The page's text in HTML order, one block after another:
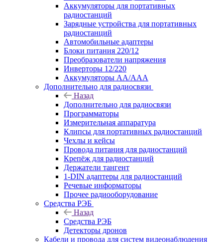
Аккумуляторы для портативных
радиостанций
Зарядные устройства для портативных
радиостанций
Автомобильные адаптеры
Блоки питания 220/12
Преобразователи напряжения
Инверторы 12/220
Аккумуляторы АА/ААА
Дополнительно для радиосвязи
Назад
Дополнительно для радиосвязи
Программаторы
Измерительная аппаратура
Клипсы для портативных радиостанций
Чехлы и кейсы
Провода питания для радиостанций
Крепёж для радиостанций
Держатели тангент
1-DIN адаптеры для радиостанций
Речевые информаторы
Прочее радиооборудование
Средства РЭБ
Назад
Средства РЭБ
Детекторы дронов
Кабели и провода для систем видеонаблюдения